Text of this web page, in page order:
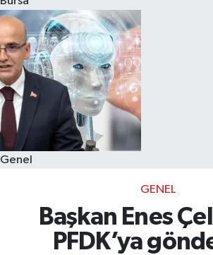
Genel
GENEL
Başkan Enes
PFDK’ya
Eğitim
Sağlık
Dünya
Magazin
Kültür & Sanat
Teknoloji